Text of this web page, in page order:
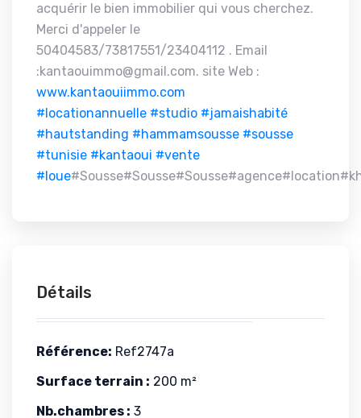
acquérir le bien immobilier qui vous cherchez.
Merci d'appeler le
50404583/73817551/23404112 . Email
:kantaouimmo@gmail.com. site Web :
www.kantaouiimmo.com
#locationannuelle #studio #jamaishabité
#hautstanding #hammamsousse #sousse
#tunisie #kantaoui #vente
#loue
Détails
Référence: Ref2747a
Surface terrain : 200 m²
Nb.chambres : 3